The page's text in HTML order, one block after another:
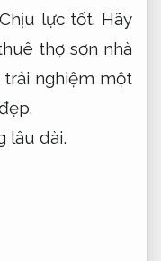
Chịu lực tốt. Hãy
thợ sơn nhà
nghiệm một
lâu dài.